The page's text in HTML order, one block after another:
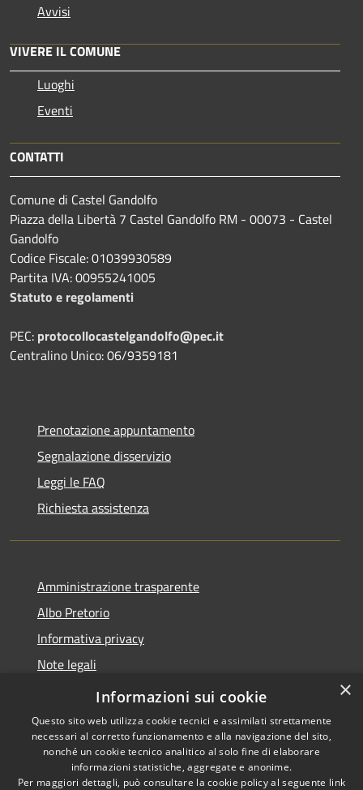
Avvisi
VIVERE IL COMUNE
Luoghi
Eventi
CONTATTI
Comune di Castel Gandolfo
Piazza della Libertà 7 Castel Gandolfo RM - 00073 - Castel
Gandolfo
Codice Fiscale: 01039930589
Partita IVA: 00955241005
Statuto e regolamenti
PEC: protocollocastelgandolfo@pec.it
Centralino Unico: 06/9359181
Prenotazione appuntamento
Segnalazione disservizio
Leggi le FAQ
Richiesta assistenza
Amministrazione trasparente
Albo Pretorio
Informativa privacy
Note legali
Dichiarazione di accessibilità
Copyright © 2026 • Comune di
×
Informazioni sui cookie
Questo sito web utilizza cookie tecnici e assimilati strettamente
necessari al corretto funzionamento e alla navigazione del sito,
nonché un cookie tecnico analitico al solo fine di elaborare
informazioni statistiche, aggregate e anonime.
Per maggiori dettagli, può consultare la cookie policy al seguente link